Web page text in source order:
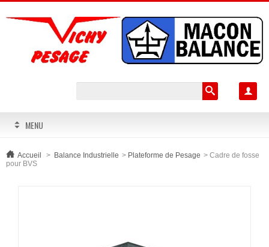

MENU
Accueil > Balance Industrielle > Plateforme de Pesage > Cadre de fosse
pour BVS